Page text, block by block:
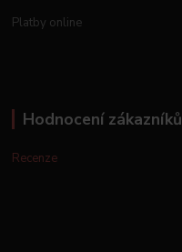
Platby online
Hodnocení zákazníků
Recenze